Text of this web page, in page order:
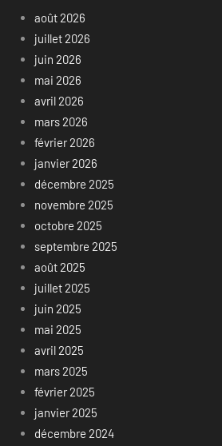
août 2026
juillet 2026
juin 2026
mai 2026
avril 2026
mars 2026
février 2026
janvier 2026
décembre 2025
novembre 2025
octobre 2025
septembre 2025
août 2025
juillet 2025
juin 2025
mai 2025
avril 2025
mars 2025
février 2025
janvier 2025
décembre 2024